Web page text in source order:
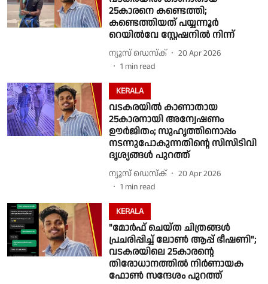
25കാരനെ കണ്ടെത്തി;
കണ്ടെത്തിയത് പയ്യന്നൂർ
റെയിൽവേ സ്റ്റേഷനിൽ നിന്ന്
ന്യൂസ് ഡെസ്ക്
20 Apr 2026
1 min read
KERALA
വടകരയിൽ കാണാതായ
25കാരനായി അന്വേഷണം
ഊർജിതം; സുഹൃത്തിനൊപ്പം
നടന്നുപോകുന്നതിൻ്റെ സിസിടിവി
ദൃശ്യങ്ങൾ പുറത്ത്
ന്യൂസ് ഡെസ്ക്
20 Apr 2026
1 min read
KERALA
"മോർഫ് ചെയ്ത ചിത്രങ്ങൾ
പ്രചരിപ്പിച്ച് ലോൺ ആപ്പ് ഭീഷണി";
വടകരയിലെ 25കാരൻ്റെ
തിരോധാനത്തിൽ നിർണായക
ഫോൺ സന്ദേശം പുറത്ത്